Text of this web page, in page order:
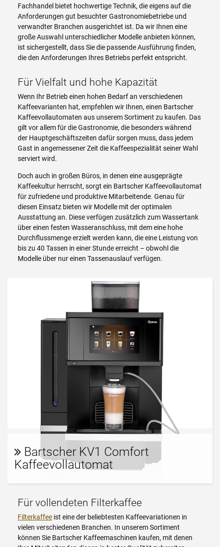
Fachhandel bietet hochwertige Technik, die eigens auf die
Anforderungen gut besuchter Gastronomiebetriebe und
verwandter Branchen ausgerichtet ist. Da wir Ihnen eine
große Auswahl unterschiedlicher Modelle anbieten können,
ist sichergestellt, dass Sie die passende Ausführung finden,
die den Anforderungen Ihres Betriebs perfekt entspricht.
Für Vielfalt und hohe Kapazität
Wenn Ihr Betrieb einen hohen Bedarf an verschiedenen
Kaffeevarianten hat, empfehlen wir Ihnen, einen Bartscher
Kaffeevollautomaten aus unserem Sortiment zu kaufen. Das
gilt vor allem für die Gastronomie, die besonders während
der Hauptgeschäftszeiten dafür sorgen muss, dass jedem
Gast in angemessener Zeit die Kaffeespezialität seiner Wahl
serviert wird.
Doch auch in großen Büros, in denen eine ausgeprägte
Kaffeekultur herrscht, sorgt ein Bartscher Kaffeevollautomat
für zufriedene und produktive Mitarbeitende. Genau für
diesen Einsatz bieten wir Modelle mit der optimalen
Ausstattung an. Diese verfügen zusätzlich zum Wassertank
über einen festen Wasseranschluss, mit dem eine hohe
Durchflussmenge erzielt werden kann, die eine Leistung von
bis zu 40 Tassen in einer Stunde erreicht – obwohl die
Modelle über nur einen Tassenauslauf verfügen.
Bartscher KV1 Comfort
Kaffeevollautomat
Für vollendeten Filterkaffee
Filterkaffee ist eine der beliebtesten Kaffeevariationen in
vielen verschiedenen Branchen. In unserem Sortiment
können Sie Bartscher Kaffeemaschinen kaufen, mit denen